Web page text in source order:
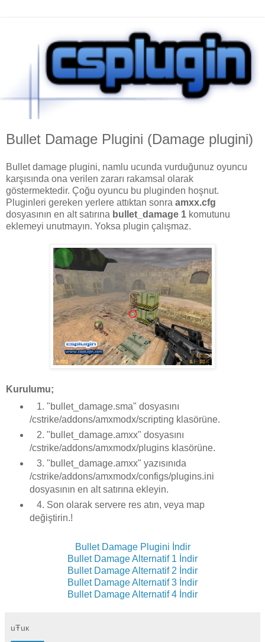
Bullet Damage Plugini (Damage plugini)
Bullet damage plugini, namlu ucunda vurduğunuz oyuncu
karşısında ona verilen zararı rakamsal olarak
göstermektedir. Çoğu oyuncu bu pluginden hoşnut.
Pluginleri gereken yerlere attıktan sonra amxx.cfg
dosyasının en alt satırına bullet_damage 1 komutunu
eklemeyi unutmayın. Yoksa plugin çalışmaz.
Kurulumu;
1. "bullet_damage.sma" dosyasını
/cstrike/addons/amxmodx/scripting klasörüne.
2. "bullet_damage.amxx" dosyasını
/cstrike/addons/amxmodx/plugins klasörüne.
3. "bullet_damage.amxx" yazısınıda
/cstrike/addons/amxmodx/configs/plugins.ini
dosyasının en alt satırına ekleyin.
4. Son olarak servere res atın, veya map
değiştirin.!
Bullet Damage Plugini İndir
Bullet Damage Alternatif 1 İndir
Bullet Damage Alternatif 2 İndir
Bullet Damage Alternatif 3 İndir
Bullet Damage Alternatif 4 İndir
uŦuк